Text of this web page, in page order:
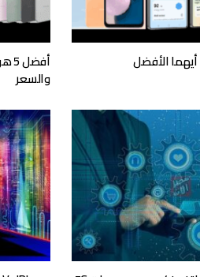
مقارنة بين Galaxy A25 وA55 أيهما الأفضل
والسعر